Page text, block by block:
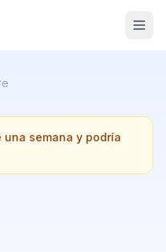
una semana y podría